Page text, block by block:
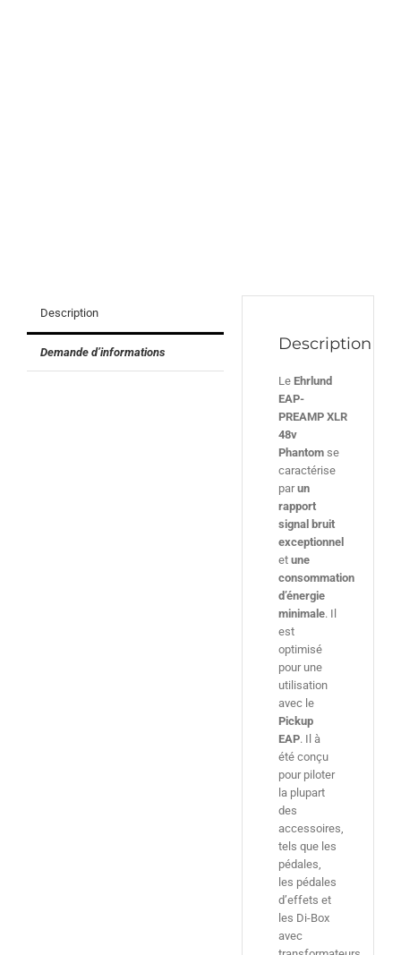
Description
Demande d’informations Description
Le Ehrlund
EAP-
PREAMP XLR
48v
Phantom se
caractérise
parun
rapport
signal bruit
exceptionnel
et une
consommation
d’énergie
minimale. Il
est
optimisé
pour une
utilisation
avec le
Pickup
EAP. Il à
été conçu
pour piloter
la plupart
des
accessoires,
tels que les
pédales,
les pédales
d’effets et
les Di-Box
avec